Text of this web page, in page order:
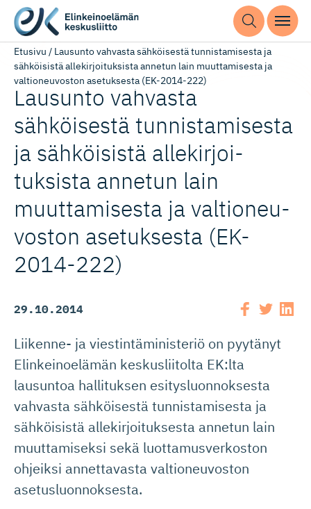
Etusivu / Lausunto vahvasta sähköisestä tunnistamisesta ja
sähköisistä allekirjoituksista annetun lain muuttamisesta ja
valtioneuvoston asetuksesta (EK-2014-222)
Lausunto vahvasta
sähköisestä tunnistamisesta
ja sähköisistä allekirjoi­
tuksista annetun lain
muuttamisesta ja valtioneu­
voston asetuksesta (EK-
2014-222)
29.10.2014
Liikenne- ja viestintäministeriö on pyytänyt
Elinkeinoelämän keskusliitolta EK:lta
lausuntoa hallituksen esitysluonnoksesta
vahvasta sähköisestä tunnistamisesta ja
sähköisistä allekirjoituksesta annetun lain
muuttamiseksi sekä luottamusverkoston
ohjeiksi annettavasta valtioneuvoston
asetusluonnoksesta.